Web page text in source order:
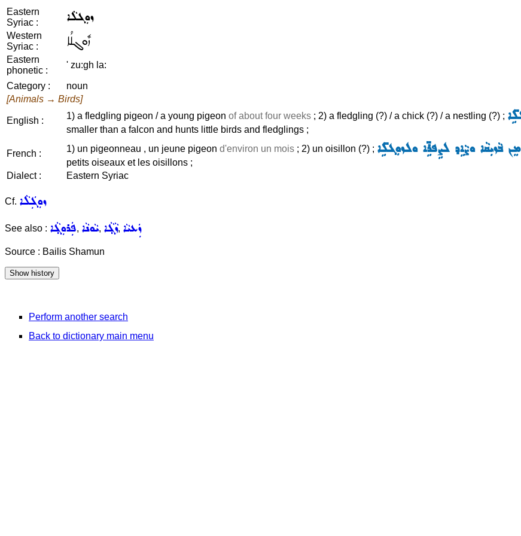
Eastern
Syriac :
ܙܘܼܓܠܵܐ
Western
Syriac :
ܙܽܘܓܠܳܐ
Eastern
phonetic :
' zu:gh la:
Category :
noun
[Animals → Birds]
English : 1) a fledgling pigeon / a young pigeon of about four weeks ; 2) a fledgling (?) / a chick (?) / a nestling (?) ;
smaller than a falcon and hunts little birds and fledglings ;
French : 1) un pigeonneau , un jeune pigeon d'environ un mois ; 2) un oisillon (?) ; ܒܵܙܝܼܩܵܐ ܘܨܵܐܹܕ ܠܨܹܦܪܹ̈ܐ ܘܠܙܘܼܓܠܹ̈ܐ
petits oiseaux et les oisillons ;
Dialect :
Eastern Syriac
Cf. ܙܘܼܓܲܠܵܐ
See also : ܦܲܪܘܼܓ݂ܵܐ, ܝܵܘܢܵܐ, ܙܵܓ݂ܵܐ, ܙܲܥܝܵܐ
Source : Bailis Shamun
Perform another search
Back to dictionary main menu